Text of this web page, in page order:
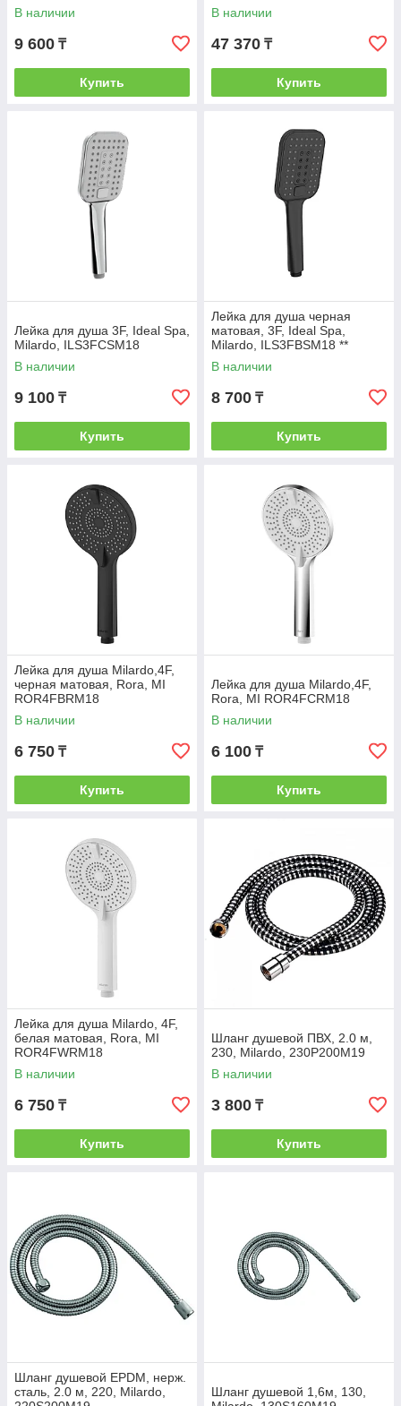
В наличии
9 600 ₸
Купить
В наличии
47 370 ₸
Купить
Лейка для душа 3F, Ideal Spa,
Milardo, ILS3FCSM18
В наличии
9 100 ₸
Купить
Лейка для душа черная
матовая, 3F, Ideal Spa,
Milardo, ILS3FBSM18 **
В наличии
8 700 ₸
Купить
Лейка для душа Milardo,4F,
черная матовая, Rora, MI
ROR4FBRM18
В наличии
6 750 ₸
Купить
Лейка для душа Milardo,4F,
Rora, MI ROR4FCRM18
В наличии
6 100 ₸
Купить
Лейка для душа Milardo, 4F,
белая матовая, Rora, MI
ROR4FWRM18
В наличии
6 750 ₸
Купить
Шланг душевой ПВХ, 2.0 м,
230, Milardo, 230P200M19
В наличии
3 800 ₸
Купить
Шланг душевой EPDM, нерж.
сталь, 2.0 м, 220, Milardo,
Шланг душевой 1,6м, 130,